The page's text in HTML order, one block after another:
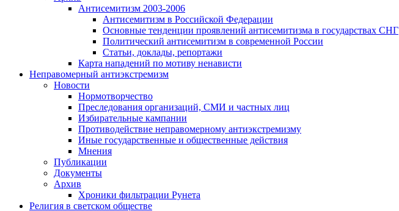
Антисемитизм 2003-2006
Антисемитизм в Российской Федерации
Основные тенденции проявлений антисемитизма в государствах СНГ
Политический антисемитизм в современной России
Статьи, доклады, репортажи
Карта нападений по мотиву ненависти
Неправомерный антиэкстремизм
Новости
Нормотворчество
Преследования организаций, СМИ и частных лиц
Избирательные кампании
Противодействие неправомерному антиэкстремизму
Иные государственные и общественные действия
Мнения
Публикации
Документы
Архив
Хроники фильтрации Рунета
Религия в светском обществе